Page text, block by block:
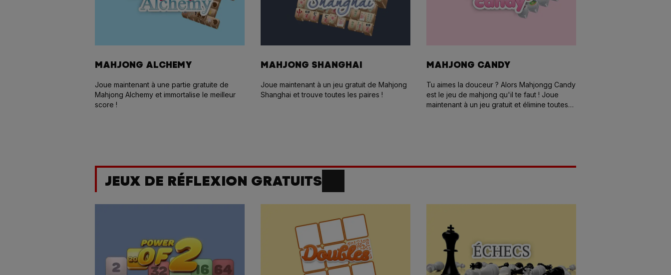
MAHJONG ALCHEMY
Joue maintenant à une partie gratuite de
Mahjong Alchemy et immortalise le meilleur
score !
MAHJONG SHANGHAI
Joue maintenant à un jeu gratuit de Mahjong
Shanghai et trouve toutes les paires !
MAHJONG CANDY
Tu aimes la douceur ? Alors Mahjongg Candy
est le jeu de mahjong qu'il te faut ! Joue
maintenant à un jeu gratuit et élimine toutes
JEUX DE RÉFLEXION GRATUITS